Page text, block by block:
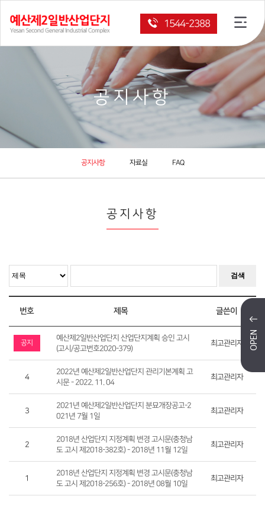
1544-2388
공지사항
공지사항 자료실 FAQ
공지사항
검색
번호 제목 글쓴이
공지
예산제2일반산업단지 산업단지계획 승인 고시
(고시/공고번호2020-379)
최고관리자
4
2022년 예산제2일반산업단지 관리기본계획 고
시문 - 2022. 11. 04
최고관리자
3
2021년 예산제2일반산업단지 분묘개장공고-2
021년 7월 1일
최고관리자
2
2018년 산업단지 지정계획 변경 고시문(충청남
도 고시 제2018-382호) - 2018년 11월 12일
최고관리자
1
2018년 산업단지 지정계획 변경 고시문(충청남
도 고시 제2018-256호) - 2018년 08월 10일
최고관리자